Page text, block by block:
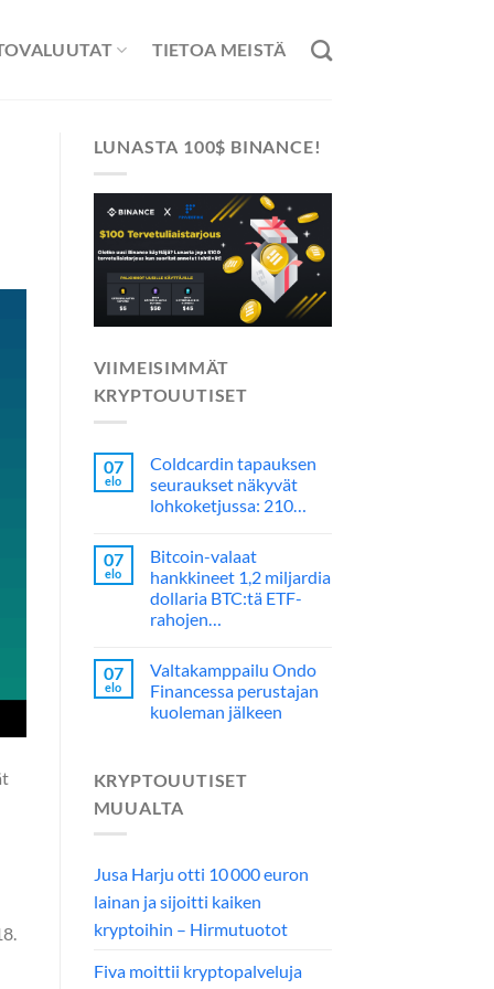
TIETOA MEISTÄ
LUNASTA 100$ BINANCE!
VIIMEISIMMÄT
KRYPTOUUTISET
07
elo
Coldcardin tapauksen
seuraukset näkyvät
lohkoketjussa: 210…
07
elo
Bitcoin-valaat
hankkineet 1,2 miljardia
dollaria BTC:tä ETF-
rahojen…
07
elo
Valtakamppailu Ondo
Financessa perustajan
kuoleman jälkeen
KRYPTOUUTISET
MUUALTA
Jusa Harju otti 10 000 euron
lainan ja sijoitti kaiken
kryptoihin – Hirmutuotot
Fiva moittii kryptopalveluja